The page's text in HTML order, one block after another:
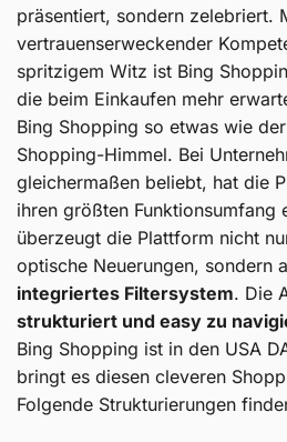
präsentiert, sondern zelebriert.
vertrauenserweckender
spritzigem Witz ist Bing
die beim Einkaufen mehr
Bing Shopping so etwas wie
Shopping-Himmel. Bei
gleichermaßen beliebt, hat die
ihren größten Funktionsumfang
überzeugt die Plattform nicht
optische Neuerungen, sondern
integriertes Filtersystem. Die
strukturiert und easy zu
Bing Shopping ist in den USA
bringt es diesen cleveren
Folgende Strukturierungen